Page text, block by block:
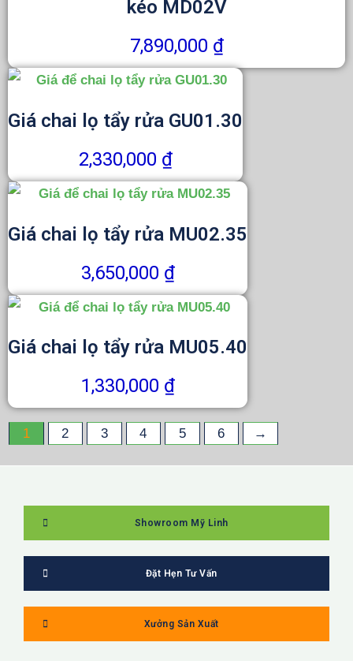
kéo MD02V
7,890,000 ₫
Giá chai lọ tẩy rửa GU01.30
2,330,000 ₫
Giá chai lọ tẩy rửa MU02.35
3,650,000 ₫
Giá chai lọ tẩy rửa MU05.40
1,330,000 ₫
1 2 3 4 5 6 →
Showroom Mỹ Linh
Đặt Hẹn Tư Vấn
Xưởng Sản Xuất